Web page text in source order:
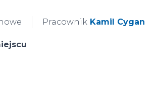
Pracownik Kamil Cygan